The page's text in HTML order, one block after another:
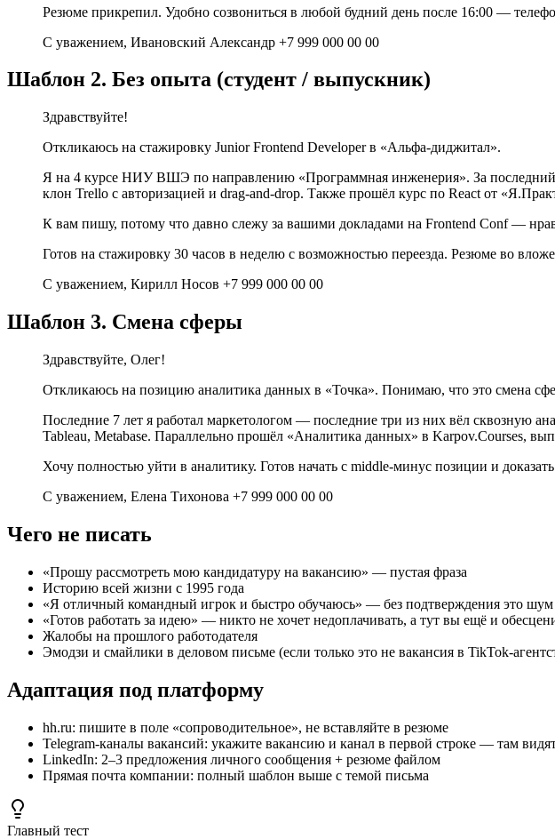
Резюме прикрепил. Удобно созвониться в любой будний день после 16:00 —
С уважением, Ивановский Александр +7 999 000 00 00
Шаблон 2. Без опыта (студент / выпускник)
Здравствуйте!
Откликаюсь на стажировку Junior Frontend Developer в «Альфа-диджитал».
Я на 4 курсе НИУ ВШЭ по направлению «Программная инженерия». За
клон Trello с авторизацией и drag-and-drop. Также прошёл курс по React от
К вам пишу, потому что давно слежу за вашими докладами на Frontend Conf —
Готов на стажировку 30 часов в неделю с возможностью переезда. Резюме во
С уважением, Кирилл Носов +7 999 000 00 00
Шаблон 3. Смена сферы
Здравствуйте, Олег!
Откликаюсь на позицию аналитика данных в «Точка». Понимаю, что это смена
Последние 7 лет я работал маркетологом — последние три из них вёл сквозную
Tableau, Metabase. Параллельно прошёл «Аналитика данных» в Karpov.Courses,
Хочу полностью уйти в аналитику. Готов начать с middle-минус позиции и
С уважением, Елена Тихонова +7 999 000 00 00
Чего не писать
«Прошу рассмотреть мою кандидатуру на вакансию» — пустая фраза
Историю всей жизни с 1995 года
«Я отличный командный игрок и быстро обучаюсь» — без подтверждения это шум
«Готов работать за идею» — никто не хочет недоплачивать, а тут вы ещё и
Жалобы на прошлого работодателя
Эмодзи и смайлики в деловом письме (если только это не вакансия в TikTok-
Адаптация под платформу
hh.ru: пишите в поле «сопроводительное», не вставляйте в резюме
Telegram-каналы вакансий: укажите вакансию и канал в первой строке — там
LinkedIn: 2–3 предложения личного сообщения + резюме файлом
Прямая почта компании: полный шаблон выше с темой письма
Главный тест